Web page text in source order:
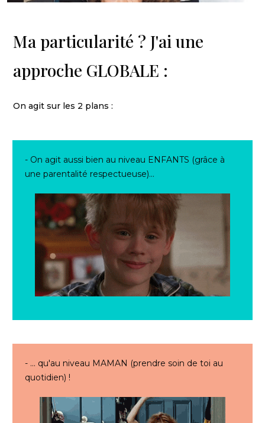
Ma particularité ? J'ai une
approche GLOBALE :
On agit sur les 2 plans :
- On agit aussi bien au niveau ENFANTS (grâce à
une parentalité respectueuse)...
- ... qu'au niveau MAMAN (prendre soin de toi au
quotidien) !